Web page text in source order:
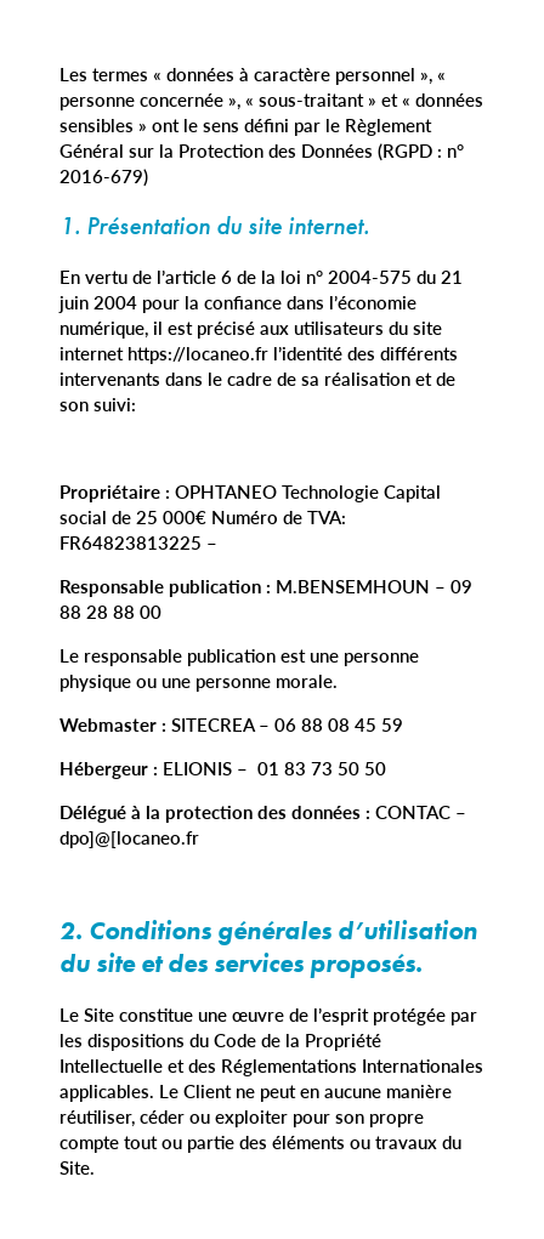
Les termes « données à caractère personnel », «
personne concernée », « sous-traitant » et « données
sensibles » ont le sens défini par le Règlement
Général sur la Protection des Données (RGPD : n°
2016-679)
1. Présentation du site internet.
En vertu de l’article 6 de la loi n° 2004-575 du 21
juin 2004 pour la confiance dans l’économie
numérique, il est précisé aux utilisateurs du site
internet https://locaneo.fr l’identité des différents
intervenants dans le cadre de sa réalisation et de
son suivi:
Propriétaire : OPHTANEO Technologie Capital
social de 25 000€ Numéro de TVA:
FR64823813225 –
Responsable publication : M.BENSEMHOUN – 09
88 28 88 00
Le responsable publication est une personne
physique ou une personne morale.
Webmaster : SITECREA – 06 88 08 45 59
Hébergeur : ELIONIS – 01 83 73 50 50
Délégué à la protection des données : CONTAC –
dpo]@[locaneo.fr
2. Conditions générales d’utilisation
du site et des services proposés.
Le Site constitue une œuvre de l’esprit protégée par
les dispositions du Code de la Propriété
Intellectuelle et des Réglementations Internationales
applicables. Le Client ne peut en aucune manière
réutiliser, céder ou exploiter pour son propre
compte tout ou partie des éléments ou travaux du
Site.